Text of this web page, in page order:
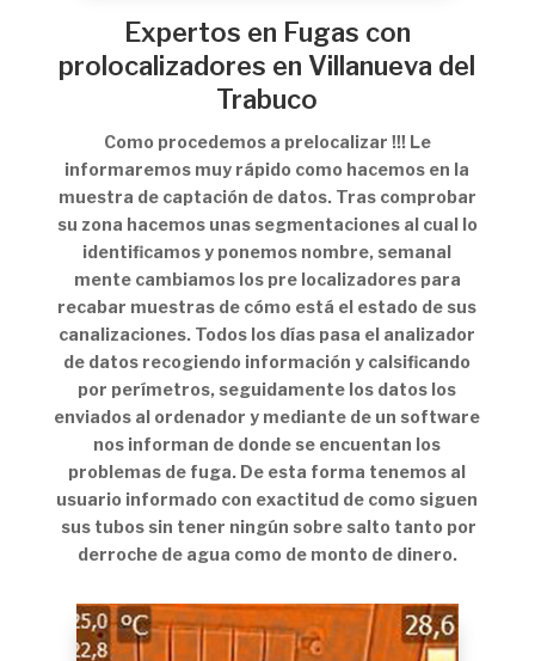
Expertos en Fugas con
prolocalizadores en Villanueva del
Trabuco
Como procedemos a prelocalizar !!! Le
informaremos muy rápido como hacemos en la
muestra de captación de datos. Tras comprobar
su zona hacemos unas segmentaciones al cual lo
identificamos y ponemos nombre, semanal
mente cambiamos los pre localizadores para
recabar muestras de cómo está el estado de sus
canalizaciones. Todos los días pasa el analizador
de datos recogiendo información y calsificando
por perímetros, seguidamente los datos los
enviados al ordenador y mediante de un software
nos informan de donde se encuentan los
problemas de fuga. De esta forma tenemos al
usuario informado con exactitud de como siguen
sus tubos sin tener ningún sobre salto tanto por
derroche de agua como de monto de dinero.